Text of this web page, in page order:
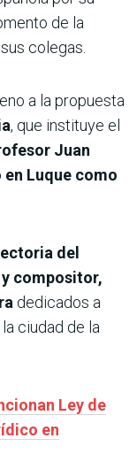
de la
colegas.
a la propuesta
, que instituye el
Juan
Luque como
del
compositor,
dedicados a
ciudad de la
Ley de
en